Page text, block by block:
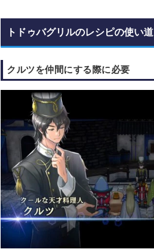
トドゥバグリルのレシピの使い道
クルツを仲間にする際に必要